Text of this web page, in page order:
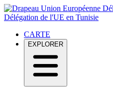
Délégation de l'UE en Tunisie
CARTE
EXPLORER